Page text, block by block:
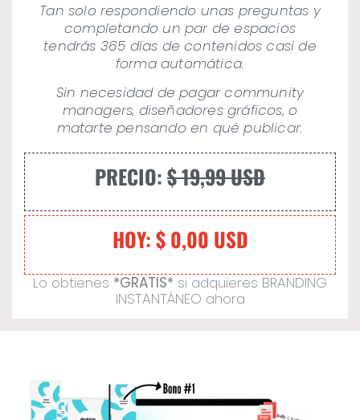
Tan solo respondiendo unas preguntas y
completando un par de espacios
tendrás 365 días de contenidos casi de
forma automática.
Sin necesidad de pagar community
managers, diseñadores gráficos, o
matarte pensando en qué publicar.
PRECIO:$ 19,99 USD
HOY: $ 0,00 USD
Lo obtienes *GRATIS* si adquieres BRANDING
INSTANTÁNEO ahora